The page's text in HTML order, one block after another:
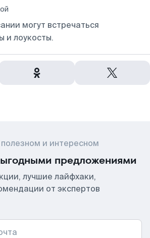
могут встречаться
и лоукосты.
и интересном
предложениями
лучшие лайфхаки,
от экспертов